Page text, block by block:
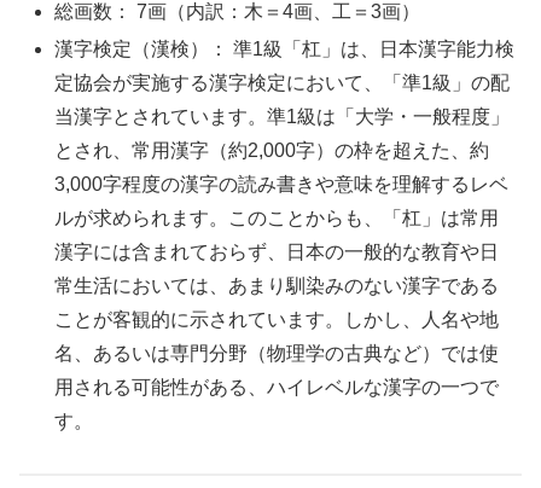
総画数： 7画（内訳：木＝4画、工＝3画）
漢字検定（漢検）： 準1級「杠」は、日本漢字能力検
定協会が実施する漢字検定において、「準1級」の配
当漢字とされています。準1級は「大学・一般程度」
とされ、常用漢字（約2,000字）の枠を超えた、約
3,000字程度の漢字の読み書きや意味を理解するレベ
ルが求められます。このことからも、「杠」は常用
漢字には含まれておらず、日本の一般的な教育や日
常生活においては、あまり馴染みのない漢字である
ことが客観的に示されています。しかし、人名や地
名、あるいは専門分野（物理学の古典など）では使
用される可能性がある、ハイレベルな漢字の一つで
す。